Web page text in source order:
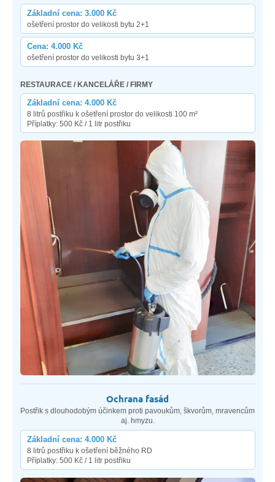
Základní cena: 3.000 Kč
ošetření prostor do velikosti bytu 2+1
Cena: 4.000 Kč
ošetření prostor do velikosti bytu 3+1
RESTAURACE / KANCELÁŘE / FIRMY
Základní cena: 4.000 Kč
8 litrů postřiku k ošetření prostor do velikosti 100 m²
Příplatky: 500 Kč / 1 litr postřiku
Ochrana fasád
Postřik s dlouhodobým účinkem proti pavoukům, škvorům, mravencům
aj. hmyzu.
Základní cena: 4.000 Kč
8 litrů postřiku k ošetření běžného RD
Příplatky: 500 Kč / 1 litr postřiku